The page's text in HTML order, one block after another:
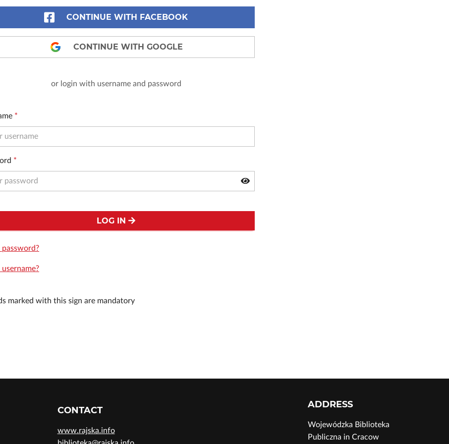
CONTINUE WITH FACEBOOK
CONTINUE WITH GOOGLE
or login with username and password
*
*
LOG IN
password?
username?
marked with this sign are mandatory
CONTACT
www.rajska.info
ADDRESS
Wojewódzka Biblioteka
Publiczna in Cracow